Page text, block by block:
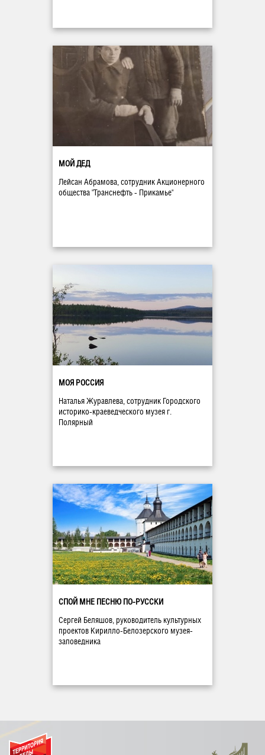
МОЙ ДЕД
Лейсан Абрамова, сотрудник Акционерного
общества "Транснефть - Прикамье"
МОЯ РОССИЯ
Наталья Журавлева, сотрудник Городского
историко-краеведческого музея г.
Полярный
СПОЙ МНЕ ПЕСНЮ ПО-РУССКИ
Сергей Беляшов, руководитель культурных
проектов Кирилло-Белозерского музея-
заповедника